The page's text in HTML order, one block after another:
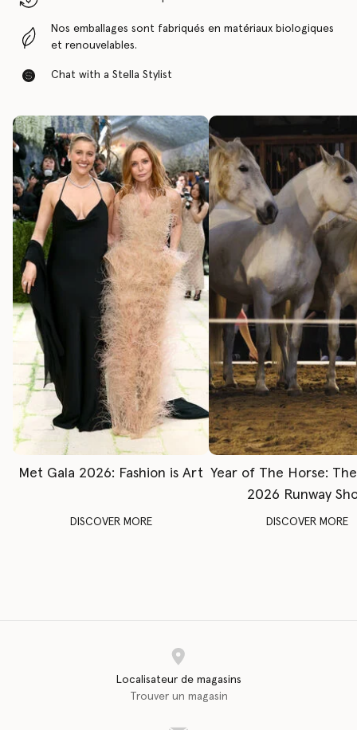
Nos emballages sont fabriqués en matériaux biologiques
et renouvelables.
Chat with a Stella Stylist
Met Gala 2026: Fashion is Art
DISCOVER MORE
Year of The Horse:
2026 Runway
DISCOVER MORE
Localisateur de magasins
Trouver un magasin